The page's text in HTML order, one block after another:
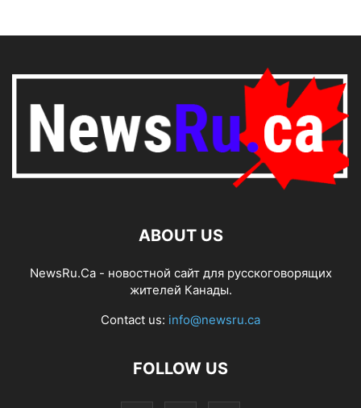
ABOUT US
NewsRu.Ca - новостной сайт для русскоговорящих
жителей Канады.
Contact us: info@newsru.ca
FOLLOW US